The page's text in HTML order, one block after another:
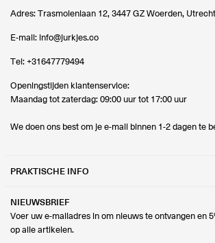
Adres: Trasmolenlaan 12, 3447 GZ Woerden,
E-mail: info@jurkjes.co
Tel: +31647779494
Openingstijden klantenservice:
Maandag tot zaterdag: 09:00 uur tot 17:00 uur
We doen ons best om je e-mail binnen 1-2 dagen te
PRAKTISCHE INFO
NIEUWSBRIEF
Voer uw e-mailadres in om nieuws te ontvangen en
op alle artikelen.